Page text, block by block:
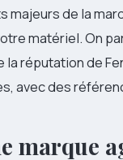
majeurs de la
matériel. On
réputation de
avec des
marque